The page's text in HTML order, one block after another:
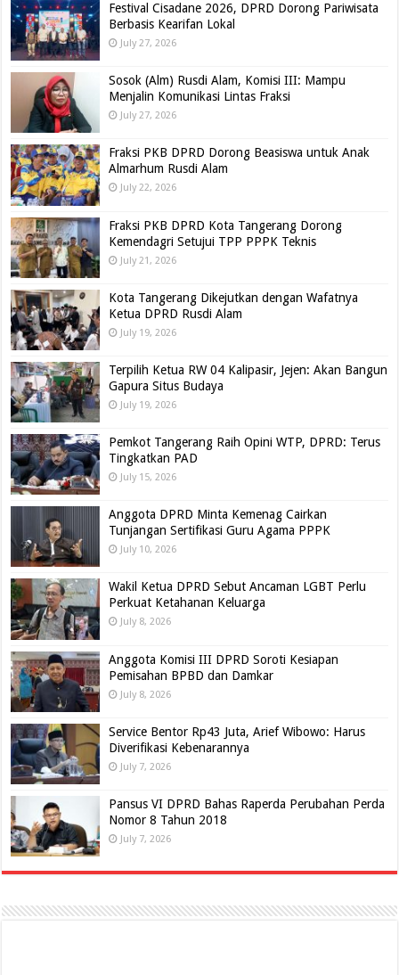
Festival Cisadane 2026, DPRD Dorong Pariwisata
Berbasis Kearifan Lokal
July 27, 2026
Sosok (Alm) Rusdi Alam, Komisi III: Mampu
Menjalin Komunikasi Lintas Fraksi
July 27, 2026
Fraksi PKB DPRD Dorong Beasiswa untuk Anak
Almarhum Rusdi Alam
July 22, 2026
Fraksi PKB DPRD Kota Tangerang Dorong
Kemendagri Setujui TPP PPPK Teknis
July 21, 2026
Kota Tangerang Dikejutkan dengan Wafatnya
Ketua DPRD Rusdi Alam
July 19, 2026
Terpilih Ketua RW 04 Kalipasir, Jejen: Akan Bangun
Gapura Situs Budaya
July 19, 2026
Pemkot Tangerang Raih Opini WTP, DPRD: Terus
Tingkatkan PAD
July 15, 2026
Anggota DPRD Minta Kemenag Cairkan
Tunjangan Sertifikasi Guru Agama PPPK
July 10, 2026
Wakil Ketua DPRD Sebut Ancaman LGBT Perlu
Perkuat Ketahanan Keluarga
July 8, 2026
Anggota Komisi III DPRD Soroti Kesiapan
Pemisahan BPBD dan Damkar
July 8, 2026
Service Bentor Rp43 Juta, Arief Wibowo: Harus
Diverifikasi Kebenarannya
July 7, 2026
Pansus VI DPRD Bahas Raperda Perubahan Perda
Nomor 8 Tahun 2018
July 7, 2026